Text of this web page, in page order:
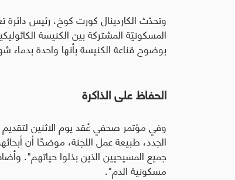
وتحدّث الكاردينال كورت كوخ، رئيس دائرة
المسكونيّة المشتركة بين الكنيسة
بوضوح قناعة الكنيسة بأنها واحدة بدماء
الحفاظ على الذاكرة
وفي مؤتمر صحفي عُقد يوم الاثنين لتقديم
الجدد، طبيعة عمل اللجنة، موضحًا أن
جميع المسيحيين الذين بذلوا حياتهم".
مسكونية الدم".